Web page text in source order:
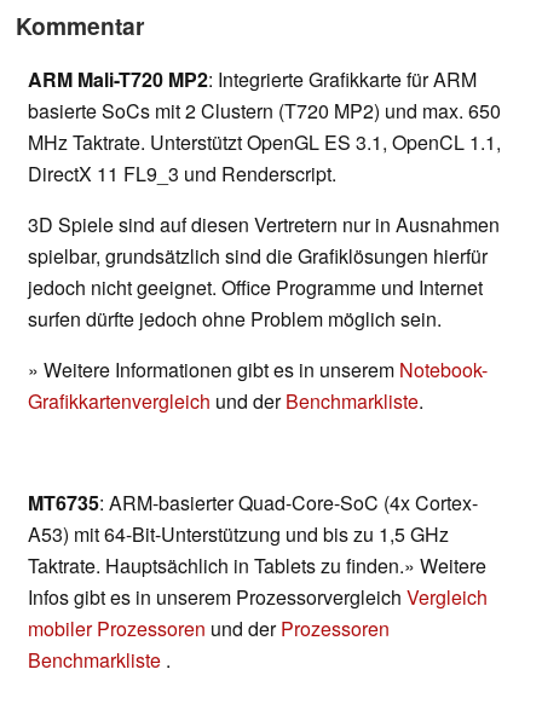
Kommentar
ARM Mali-T720 MP2: Integrierte Grafikkarte für ARM
basierte SoCs mit 2 Clustern (T720 MP2) und max. 650
MHz Taktrate. Unterstützt OpenGL ES 3.1, OpenCL 1.1,
DirectX 11 FL9_3 und Renderscript.
3D Spiele sind auf diesen Vertretern nur in Ausnahmen
spielbar, grundsätzlich sind die Grafiklösungen hierfür
jedoch nicht geeignet. Office Programme und Internet
surfen dürfte jedoch ohne Problem möglich sein.
» Weitere Informationen gibt es in unserem Notebook-
Grafikkartenvergleich und derBenchmarkliste.
MT6735: ARM-basierter Quad-Core-SoC (4x Cortex-
A53) mit 64-Bit-Unterstützung und bis zu 1,5 GHz
Taktrate. Hauptsächlich in Tablets zu finden.» Weitere
Infos gibt es in unserem Prozessorvergleich Vergleich
mobiler Prozessoren und derProzessoren
Benchmarkliste .